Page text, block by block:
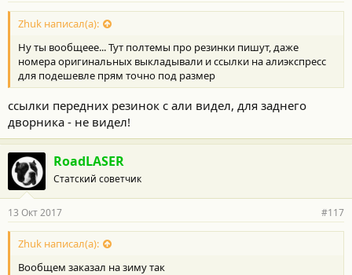
Zhuk написал(а):
Ну ты вообщеее... Тут полтемы про резинки пишут, даже
номера оригинальных выкладывали и ссылки на алиэкспресс
для подешевле прям точно под размер
ссылки передних резинок с али видел, для заднего
дворника - не видел!
RoadLASER
Статский советчик
13 Окт 2017 #117
Zhuk написал(а):
Вообщем заказал на зиму так